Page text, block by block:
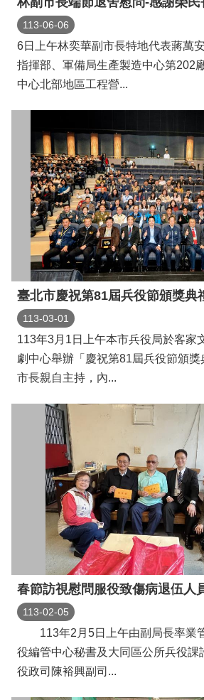
113-06-06
6日上午林奕華副市長特地代表蔣萬
指揮部、軍備局生產製造中心第202
中心北部地區工程營...
臺北市慶祝第81屆兵役節頒獎典
113-03-01
113年3月1日上午本市兵役局於客家
劇中心舉辦「慶祝第81屆兵役節頒
市長親自主持，內...
春節訪視慰問服役致傷病退伍人
113-02-05
113年2月5日上午由副局長率業
役編管中心秘書及大同區公所兵役課
役政司陳裕興副司...